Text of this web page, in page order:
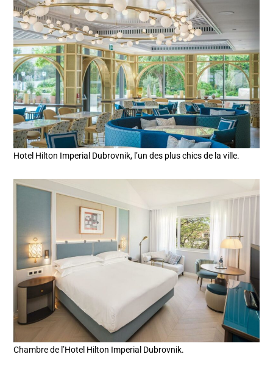
Hotel Hilton Imperial Dubrovnik, l’un des plus chics de la ville.
Chambre de l’Hotel Hilton Imperial Dubrovnik.